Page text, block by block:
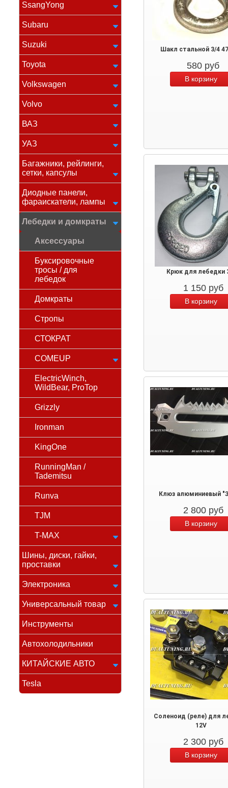
SsangYong
Subaru
Suzuki
Toyota
Volkswagen
Volvo
ВАЗ
УАЗ
Багажники, рейлинги,
сетки, капсулы
Диодные панели,
фараискатели, лампы
Лебедки и домкраты
Аксессуары
Буксировочные
тросы / для
лебедок
Домкраты
Стропы
СТОКРАТ
COMEUP
ElectricWinch,
WildBear, ProTop
Grizzly
Ironman
KingOne
RunningMan /
Tademitsu
Runva
TJM
T-MAX
Шины, диски, гайки,
проставки
Электроника
Универсальный товар
Инструменты
Автохолодильники
КИТАЙСКИЕ АВТО
Tesla
Шакл стальной 3/4
580 руб
Крюк для лебедки
1 150 руб
Клюз алюминиевый
2 800 руб
Соленоид (реле) для
12V
2 300 руб